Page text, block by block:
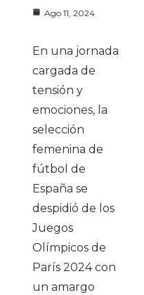
Ago 11, 2024
En una jornada
cargada de
tensión y
emociones, la
selección
femenina de
fútbol de
España se
despidió de los
Juegos
Olímpicos de
París 2024 con
un amargo